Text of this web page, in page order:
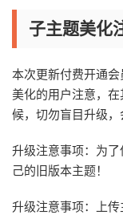
子主题美化
本次更新付费开通
美化的用户注意，
候，切勿盲目升级
升级注意事项：为
己的旧版本主题！
升级注意事项：上